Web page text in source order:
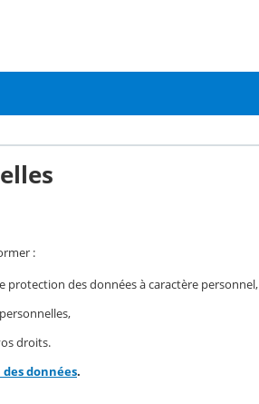
:
protection des données à caractère personnel,
droits.
données.